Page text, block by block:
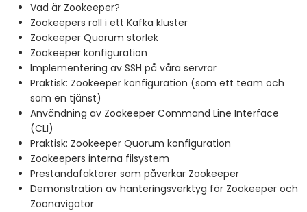
Vad är Zookeeper?
Zookeepers roll i ett Kafka kluster
Zookeeper Quorum storlek
Zookeeper konfiguration
Implementering av SSH på våra servrar
Praktisk: Zookeeper konfiguration (som ett team och
som en tjänst)
Användning av Zookeeper Command Line Interface
(CLI)
Praktisk: Zookeeper Quorum konfiguration
Zookeepers interna filsystem
Prestandafaktorer som påverkar Zookeeper
Demonstration av hanteringsverktyg för Zookeeper och
Zoonavigator